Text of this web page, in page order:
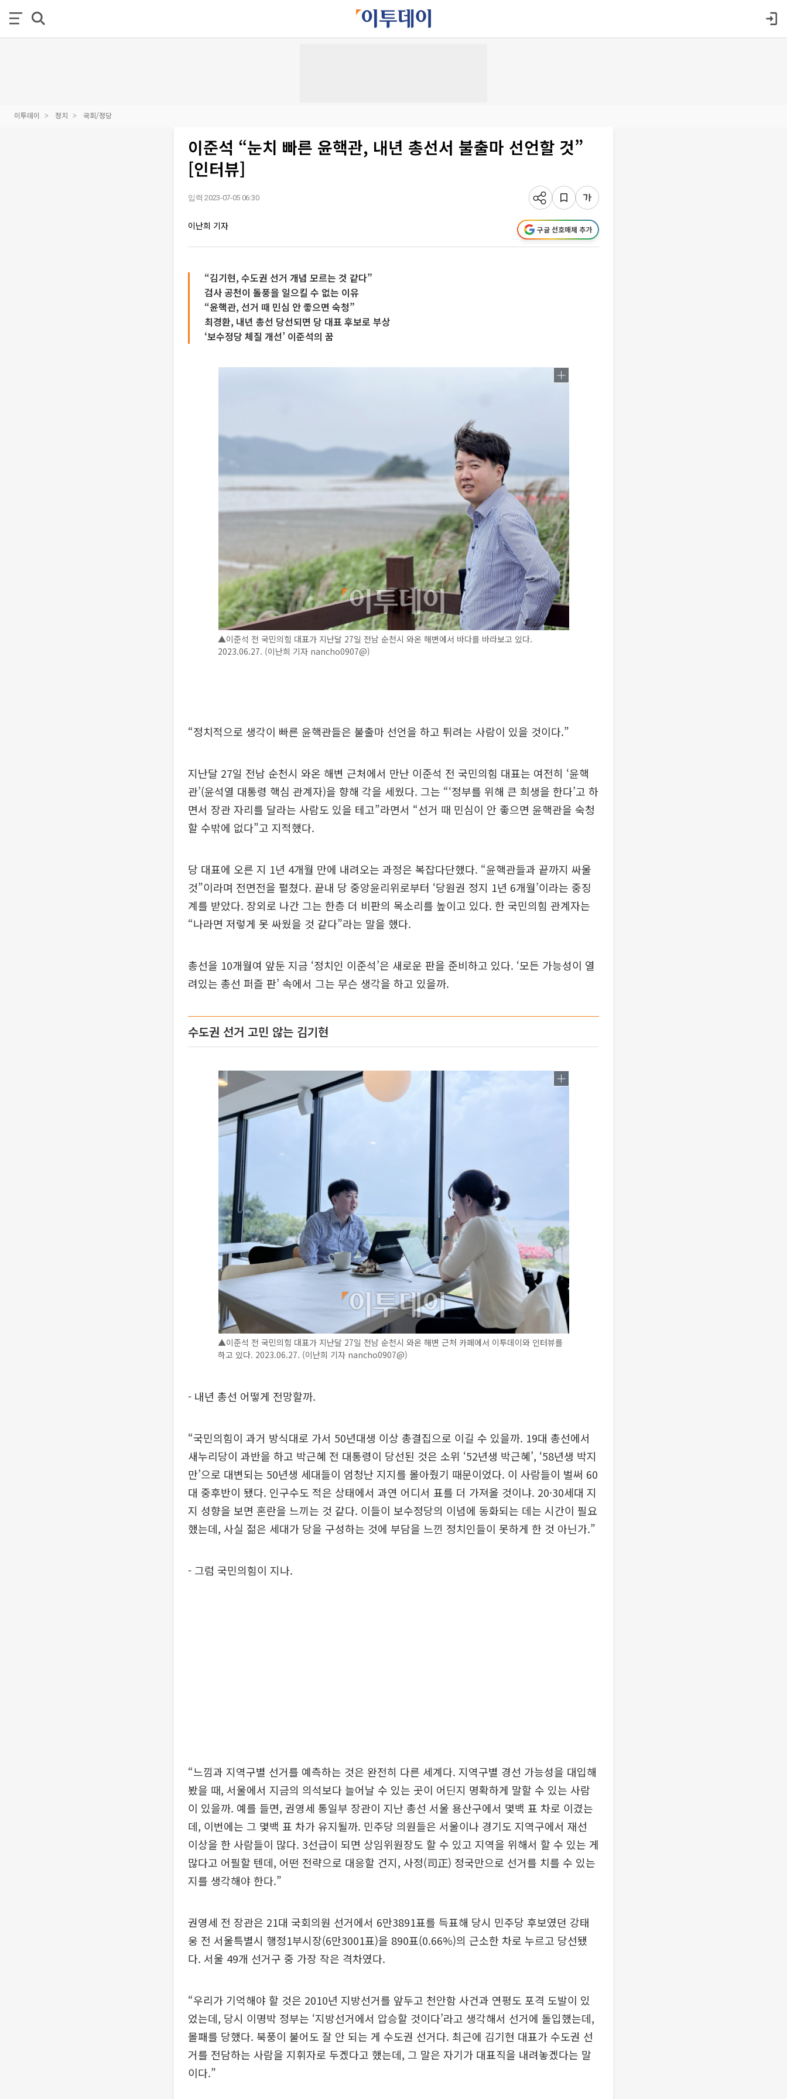
이투데이 정치 국회/정당
이준석 “눈치 빠른 윤핵관, 내년 총선서 불출마 선언할 것”
[인터뷰]
입력 2023-07-05 06:30
이난희 기자 구글 선호매체 추가
“김기현, 수도권 선거 개념 모르는 것 같다”
검사 공천이 돌풍을 일으킬 수 없는 이유
“윤핵관, 선거 때 민심 안 좋으면 숙청”
최경환, 내년 총선 당선되면 당 대표 후보로 부상
‘보수정당 체질 개선’ 이준석의 꿈
▲이준석 전 국민의힘 대표가 지난달 27일 전남 순천시 와온 해변에서 바다를 바라보고 있다.
2023.06.27. (이난희 기자 nancho0907@)
“정치적으로 생각이 빠른 윤핵관들은 불출마 선언을 하고 튀려는 사람이 있을 것이다.”
지난달 27일 전남 순천시 와온 해변 근처에서 만난 이준석 전 국민의힘 대표는 여전히 ‘윤핵
관’(윤석열 대통령 핵심 관계자)을 향해 각을 세웠다. 그는 “‘정부를 위해 큰 희생을 한다’고 하
면서 장관 자리를 달라는 사람도 있을 테고”라면서 “선거 때 민심이 안 좋으면 윤핵관을 숙청
할 수밖에 없다”고 지적했다.
당 대표에 오른 지 1년 4개월 만에 내려오는 과정은 복잡다단했다. “윤핵관들과 끝까지 싸울
것”이라며 전면전을 펼쳤다. 끝내 당 중앙윤리위로부터 ‘당원권 정지 1년 6개월’이라는 중징
계를 받았다. 장외로 나간 그는 한층 더 비판의 목소리를 높이고 있다. 한 국민의힘 관계자는
“나라면 저렇게 못 싸웠을 것 같다”라는 말을 했다.
총선을 10개월여 앞둔 지금 ‘정치인 이준석’은 새로운 판을 준비하고 있다. ‘모든 가능성이 열
려있는 총선 퍼즐 판’ 속에서 그는 무슨 생각을 하고 있을까.
수도권 선거 고민 않는 김기현
▲이준석 전 국민의힘 대표가 지난달 27일 전남 순천시 와온 해변 근처 카페에서 이투데이와 인터뷰를
하고 있다. 2023.06.27. (이난희 기자 nancho0907@)
- 내년 총선 어떻게 전망할까.
“국민의힘이 과거 방식대로 가서 50년대생 이상 총결집으로 이길 수 있을까. 19대 총선에서
새누리당이 과반을 하고 박근혜 전 대통령이 당선된 것은 소위 ‘52년생 박근혜’, ‘58년생 박지
만’으로 대변되는 50년생 세대들이 엄청난 지지를 몰아줬기 때문이었다. 이 사람들이 벌써 60
대 중후반이 됐다. 인구수도 적은 상태에서 과연 어디서 표를 더 가져올 것이냐. 20·30세대 지
지 성향을 보면 혼란을 느끼는 것 같다. 이들이 보수정당의 이념에 동화되는 데는 시간이 필요
했는데, 사실 젊은 세대가 당을 구성하는 것에 부담을 느낀 정치인들이 못하게 한 것 아닌가.”
- 그럼 국민의힘이 지나.
“느낌과 지역구별 선거를 예측하는 것은 완전히 다른 세계다. 지역구별 경선 가능성을 대입해
봤을 때, 서울에서 지금의 의석보다 늘어날 수 있는 곳이 어딘지 명확하게 말할 수 있는 사람
이 있을까. 예를 들면, 권영세 통일부 장관이 지난 총선 서울 용산구에서 몇백 표 차로 이겼는
데, 이번에는 그 몇백 표 차가 유지될까. 민주당 의원들은 서울이나 경기도 지역구에서 재선
이상을 한 사람들이 많다. 3선급이 되면 상임위원장도 할 수 있고 지역을 위해서 할 수 있는 게
많다고 어필할 텐데, 어떤 전략으로 대응할 건지, 사정(司正) 정국만으로 선거를 치를 수 있는
지를 생각해야 한다.”
권영세 전 장관은 21대 국회의원 선거에서 6만3891표를 득표해 당시 민주당 후보였던 강태
웅 전 서울특별시 행정1부시장(6만3001표)을 890표(0.66%)의 근소한 차로 누르고 당선됐
다. 서울 49개 선거구 중 가장 작은 격차였다.
“우리가 기억해야 할 것은 2010년 지방선거를 앞두고 천안함 사건과 연평도 포격 도발이 있
었는데, 당시 이명박 정부는 ‘지방선거에서 압승할 것이다’라고 생각해서 선거에 돌입했는데,
몰패를 당했다. 북풍이 불어도 잘 안 되는 게 수도권 선거다. 최근에 김기현 대표가 수도권 선
거를 전담하는 사람을 지휘자로 두겠다고 했는데, 그 말은 자기가 대표직을 내려놓겠다는 말
이다.”